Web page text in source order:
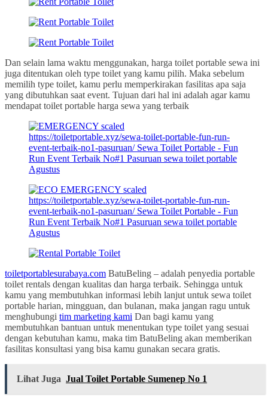
Dan selain lama waktu menggunakan, harga toilet portable sewa ini
juga ditentukan oleh type toilet yang kamu pilih. Maka sebelum
memilih type toilet, kamu perlu memperkirakan fasilitas apa saja
yang dibutuhkan saat event. Tujuan dari hal ini adalah agar kamu
mendapat toilet portable harga sewa yang terbaik
toiletportablesurabaya.com BatuBeling – adalah penyedia portable
toilet rentals dengan kualitas dan harga terbaik. Sehingga untuk
kamu yang membutuhkan informasi lebih lanjut untuk sewa toilet
portable harian, mingguan, dan bulanan, maka jangan ragu untuk
menghubungi tim marketing kami Dan bagi kamu yang
membutuhkan bantuan untuk menentukan type toilet yang sesuai
dengan kebutuhan kamu, maka tim BatuBeling akan memberikan
fasilitas konsultasi yang bisa kamu gunakan secara gratis.
Lihat Juga Jual Toilet Portable Sumenep No 1